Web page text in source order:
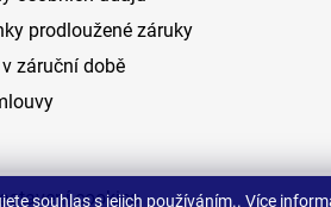
souhlas s jejich používáním.. Více
prodloužené záruky
záruční době
cookies